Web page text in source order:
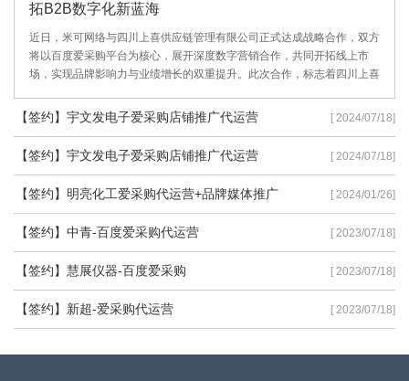
拓B2B数字化新蓝海
近日，米可网络与四川上喜供应链管理有限公司正式达成战略合作，双方
将以百度爱采购平台为核心，展开深度数字营销合作，共同开拓线上市
场，实现品牌影响力与业绩增长的双重提升。此次合作，标志着四川上喜
数字营销领域的专业实力。
【签约】宇文发电子爱采购店铺推广代运营 [ 2024/07/18]
【签约】宇文发电子爱采购店铺推广代运营 [ 2024/07/18]
【签约】明亮化工爱采购代运营+品牌媒体推广 [ 2024/01/26]
【签约】中青-百度爱采购代运营 [ 2023/07/18]
【签约】慧展仪器-百度爱采购 [ 2023/07/18]
【签约】新超-爱采购代运营 [ 2023/07/18]